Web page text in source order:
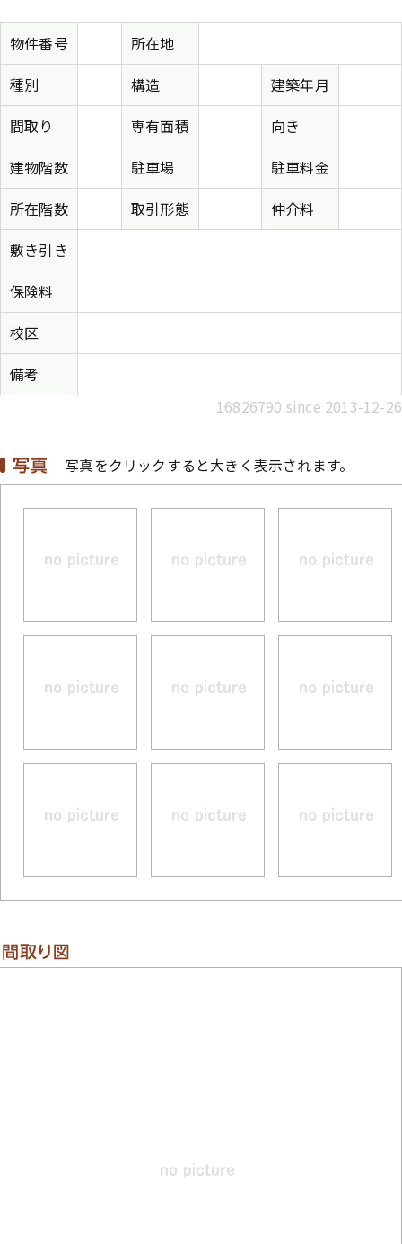
物件番号
所在地
種別
構造
建築年月
間取り
専有面積
向き
建物階数
駐車場
駐車料金
所在階数
取引形態
仲介料
敷き引き
保険料
校区
備考
16826790 since 2013-12-26
写真をクリックすると大きく表示されます。